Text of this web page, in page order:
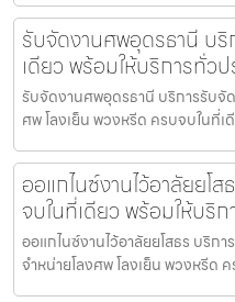
รับจัดงานศพอุดรธานี บ
เดียว พร้อมให้บริการทั่วป
รับจัดงานศพอุดรธานี บริการรับจั
ศพ โลงเย็น พวงหรีด ครบจบในที่เ
ออแกไนซ์งานไว้อาลัยยโ
จบในที่เดียว พร้อมให้บริ
ออแกไนซ์งานไว้อาลัยยโสธร บริ
จำหน่ายโลงศพ โลงเย็น พวงหรีด